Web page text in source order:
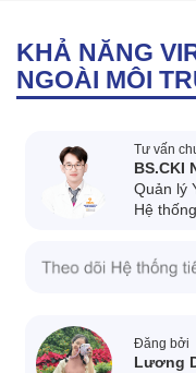
KHẢ NĂNG
NGOÀI MÔI
Tư vấn
BS.CKI
Quản lý
Hệ
Đăng bởi
Lương